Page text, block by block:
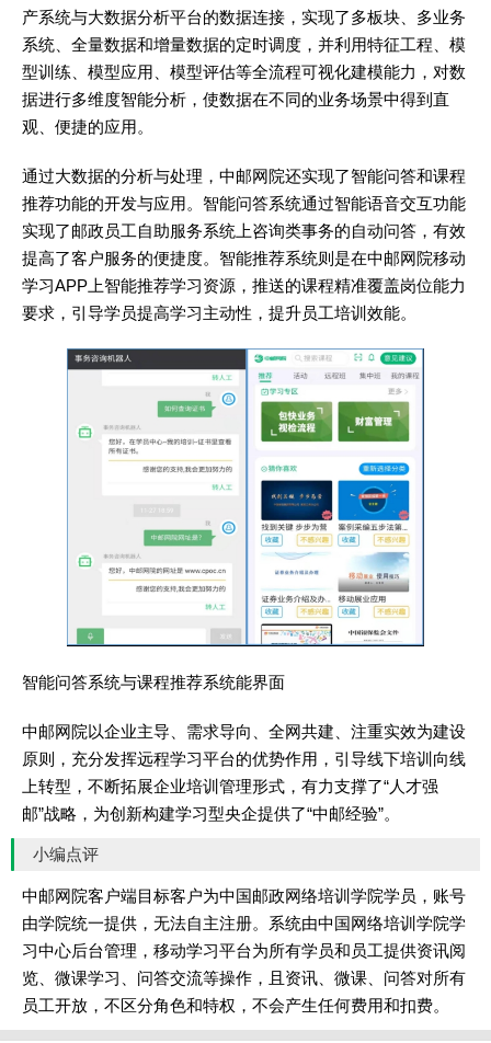
产系统与大数据分析平台的数据连接，实现了多板块、多业务
系统、全量数据和增量数据的定时调度，并利用特征工程、模
型训练、模型应用、模型评估等全流程可视化建模能力，对数
据进行多维度智能分析，使数据在不同的业务场景中得到直
观、便捷的应用。
通过大数据的分析与处理，中邮网院还实现了智能问答和课程
推荐功能的开发与应用。智能问答系统通过智能语音交互功能
实现了邮政员工自助服务系统上咨询类事务的自动问答，有效
提高了客户服务的便捷度。智能推荐系统则是在中邮网院移动
学习APP上智能推荐学习资源，推送的课程精准覆盖岗位能力
要求，引导学员提高学习主动性，提升员工培训效能。
智能问答系统与课程推荐系统能界面
中邮网院以企业主导、需求导向、全网共建、注重实效为建设
原则，充分发挥远程学习平台的优势作用，引导线下培训向线
上转型，不断拓展企业培训管理形式，有力支撑了“人才强
邮”战略，为创新构建学习型央企提供了“中邮经验”。
小编点评
中邮网院客户端目标客户为中国邮政网络培训学院学员，账号
由学院统一提供，无法自主注册。系统由中国网络培训学院学
习中心后台管理，移动学习平台为所有学员和员工提供资讯阅
览、微课学习、问答交流等操作，且资讯、微课、问答对所有
员工开放，不区分角色和特权，不会产生任何费用和扣费。